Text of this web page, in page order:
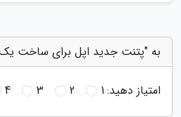
به "پتنت جدید اپل برای ساخت یک
امتیاز دهید:1
2
3
4